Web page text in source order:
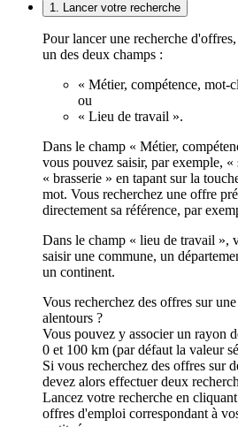
1. Lancer votre recherche
Pour lancer une recherche
un des deux champs :
« Métier, compétence, mot-
ou
« Lieu de travail ».
Dans le champ « Métier,
vous pouvez saisir, par exemple,
« brasserie » en tapant sur la
mot. Vous recherchez une offre
directement sa référence, par
Dans le champ « lieu de travail »,
saisir une commune, un
un continent.
Vous recherchez des offres sur
alentours ?
Vous pouvez y associer un rayon
0 et 100 km (par défaut la valeur
Si vous recherchez des offres sur
devez alors effectuer deux
Lancez votre recherche en
offres d'emploi correspondant à